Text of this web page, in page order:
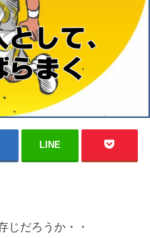
LINE
じだろうか・・